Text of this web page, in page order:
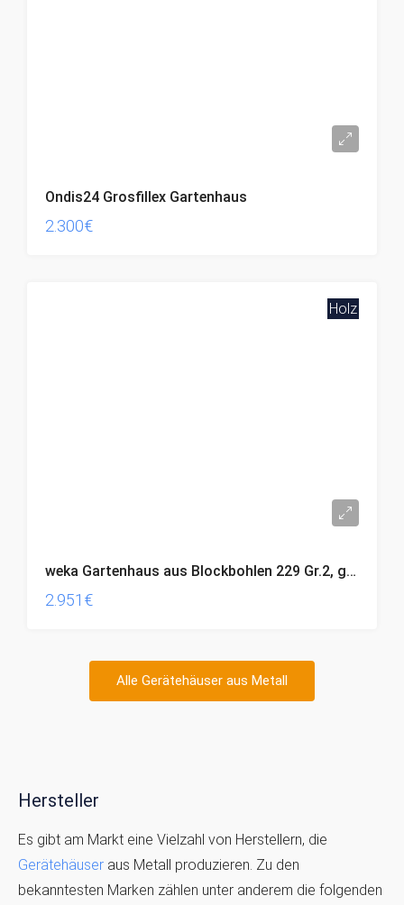
Ondis24 Grosfillex Gartenhaus
2.300€
Holz
weka Gartenhaus aus Blockbohlen 229 Gr.2, grau, 21 mm
2.951€
Alle Gerätehäuser aus Metall
Hersteller
Es gibt am Markt eine Vielzahl von Herstellern, die
Gerätehäuser aus Metall produzieren. Zu den
bekanntesten Marken zählen unter anderem die folgenden